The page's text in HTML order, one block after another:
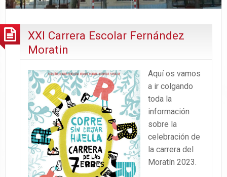
XXI Carrera Escolar Fernández
Moratin
Aquí os vamos
a ir colgando
toda la
información
sobre la
celebración de
la carrera del
Moratín 2023.